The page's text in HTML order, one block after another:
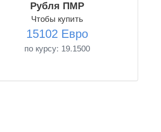
Рубля ПМР
Чтобы купить
15102 Евро
по курсу: 19.1500